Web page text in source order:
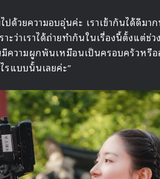
ปด้วยความอบอุ่นค่ะ เราเข้ากันได้ดีม
ะว่าเราได้ถ่ายทำกันในเรื่องนี้ตั้งแต่ช่
ความผูกพันเหมือนเป็นครอบครัวหรื
รแบบนั้นเลยค่ะ”